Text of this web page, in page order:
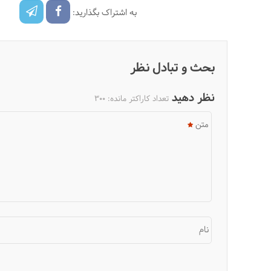
به اشتراک بگذارید:
بحث و تبادل نظر
نظر دهید تعداد کاراکتر مانده: 300
متن
نام